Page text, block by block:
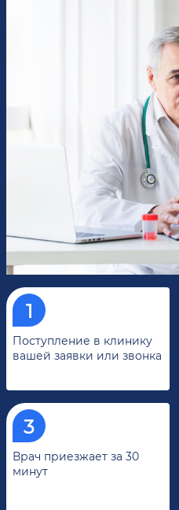
Поступление в клинику
вашей заявки или звонка
Врач приезжает за 30
минут